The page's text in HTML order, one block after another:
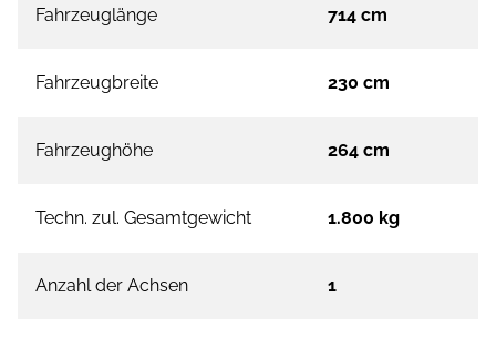
Fahrzeuglänge 714 cm
Fahrzeugbreite 230 cm
Fahrzeughöhe 264 cm
Techn. zul. Gesamtgewicht 1.800 kg
Anzahl der Achsen 1